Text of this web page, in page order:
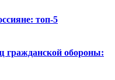
топ-5
гражданской обороны: